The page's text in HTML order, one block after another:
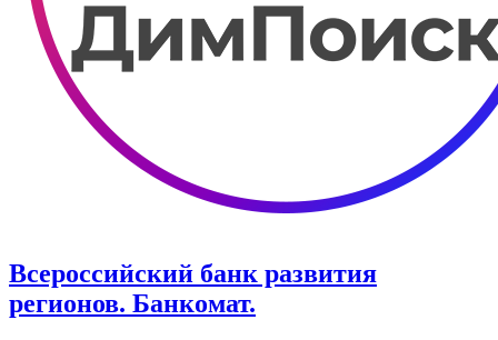
Всероссийский банк развития
регионов. Банкомат.